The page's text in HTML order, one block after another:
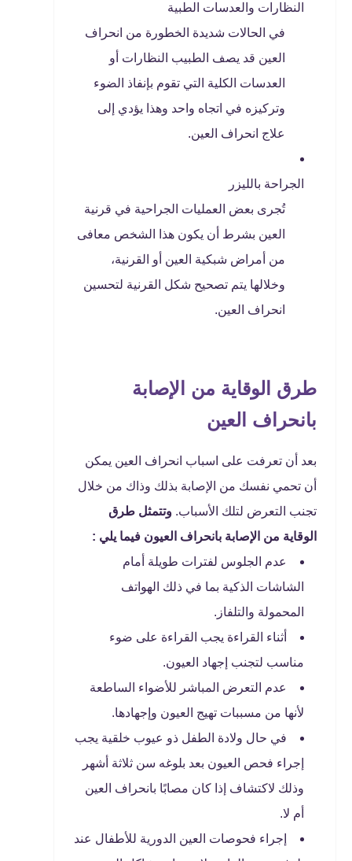
النظارات والعدسات الطبية
في الحالات شديدة الخطورة من انحراف
العين قد يصف الطبيب النظارات أو
العدسات الكلية التي تقوم بإنفاذ الضوء
وتركيزه في اتجاه واحد وهذا يؤدي إلى
علاج انحراف العين.
الجراحة بالليزر
تُجرى بعض العمليات الجراحية في قرنية
العين بشرط أن يكون هذا الشخص معافى
من أمراض شبكية العين أو القرنية،
وخلالها يتم تصحيح شكل القرنية لتحسين
انحراف العين.
طرق الوقاية من الإصابة
بانحراف العين
بعد أن تعرفت على اسباب انحراف العين يمكن
أن تحمي نفسك من الإصابة بذلك وذاك من خلال
تجنب التعرض لتلك الأسباب. وتتمثل طرق
الوقاية من الإصابة بانحراف العيون فيما يلي :
عدم الجلوس لفترات طويلة أمام
الشاشات الذكية بما في ذلك الهواتف
المحمولة والتلفاز.
أثناء القراءة يجب القراءة على ضوء
مناسب لتجنب إجهاد العيون.
عدم التعرض المباشر للأضواء الساطعة
لأنها من مسببات تهيج العيون وإجهادها.
في حال ولادة الطفل ذو عيوب خلقية يجب
إجراء فحص العيون بعد بلوغه سن ثلاثة أشهر
وذلك لاكتشاف إذا كان مصابًا بانحراف العين
أم لا.
إجراء فحوصات العين الدورية للأطفال عند